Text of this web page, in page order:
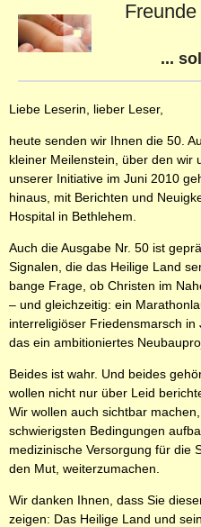
...
Liebe Leserin, lieber Leser,
heute senden wir Ihnen die 50.
kleiner Meilenstein, über den wir
unserer Initiative im Juni 2010
hinaus, mit Berichten und
Hospital in Bethlehem.
Auch die Ausgabe Nr. 50 ist
Signalen, die das Heilige Land
bange Frage, ob Christen im
– und gleichzeitig: ein
interreligiöser Friedensmarsch in
das ein ambitioniertes
Beides ist wahr. Und beides
wollen nicht nur über Leid
Wir wollen auch sichtbar
schwierigsten Bedingungen
medizinische Versorgung für die
den Mut, weiterzumachen.
Wir danken Ihnen, dass Sie
zeigen: Das Heilige Land und